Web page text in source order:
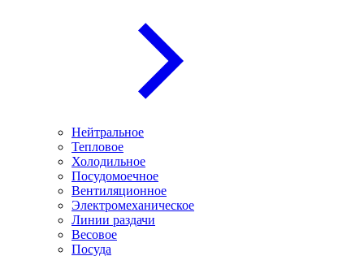
Нейтральное
Тепловое
Холодильное
Посудомоечное
Вентиляционное
Электромеханическое
Линии раздачи
Весовое
Посуда